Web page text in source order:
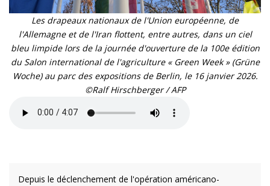
Les drapeaux nationaux de l'Union européenne, de
l'Allemagne et de l'Iran flottent, entre autres, dans un ciel
bleu limpide lors de la journée d'ouverture de la 100e édition
du Salon international de l'agriculture « Green Week » (Grüne
Woche) au parc des expositions de Berlin, le 16 janvier 2026.
©Ralf Hirschberger / AFP
Depuis le déclenchement de l'opération américano-